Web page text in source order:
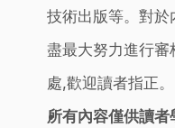
技術出版等。對
盡最大努力進行審
處,歡迎讀者指正。
所有內容僅供讀